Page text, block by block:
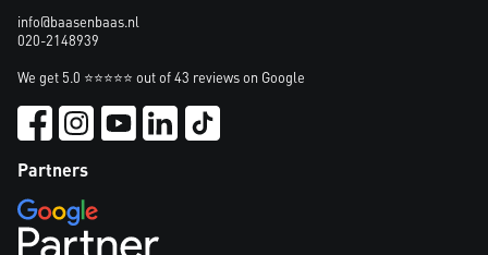
info@baasenbaas.nl
020-2148939
We get 5.0 ⭐⭐⭐⭐⭐ out of 43 reviews on Google
Partners